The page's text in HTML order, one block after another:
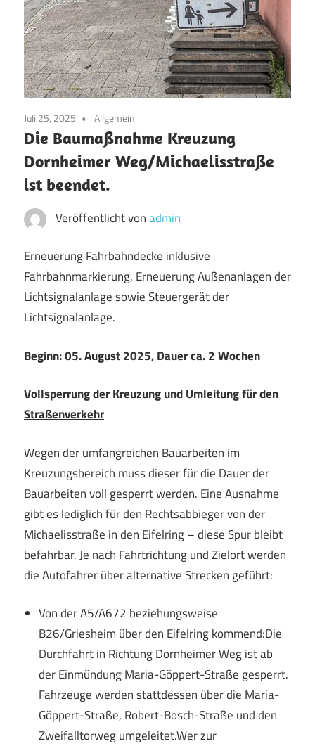
Juli 25, 2025 Allgemein
Die Baumaßnahme Kreuzung
Dornheimer Weg/Michaelisstraße
ist beendet.
Veröffentlicht vonadmin
Erneuerung Fahrbahndecke inklusive
Fahrbahnmarkierung, Erneuerung Außenanlagen der
Lichtsignalanlage sowie Steuergerät der
Lichtsignalanlage.
Beginn: 05. August 2025, Dauer ca. 2 Wochen
Vollsperrung der Kreuzung und Umleitung für den
Straßenverkehr
Wegen der umfangreichen Bauarbeiten im
Kreuzungsbereich muss dieser für die Dauer der
Bauarbeiten voll gesperrt werden. Eine Ausnahme
gibt es lediglich für den Rechtsabbieger von der
Michaelisstraße in den Eifelring – diese Spur bleibt
befahrbar. Je nach Fahrtrichtung und Zielort werden
die Autofahrer über alternative Strecken geführt:
Von der A5/A672 beziehungsweise
B26/Griesheim über den Eifelring kommend:Die
Durchfahrt in Richtung Dornheimer Weg ist ab
der Einmündung Maria-Göppert-Straße gesperrt.
Fahrzeuge werden stattdessen über die Maria-
Göppert-Straße, Robert-Bosch-Straße und den
Zweifalltorweg umgeleitet.Wer zur